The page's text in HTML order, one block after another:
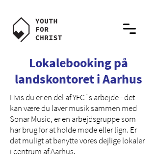
Lokalebooking på
landskontoret i Aarhus
Hvis du er en del af YFC´s arbejde - det
kan være du laver musik sammen med
Sonar Music, er en arbejdsgruppe som
har brug for at holde møde eller lign. Er
det muligt at benytte vores dejlige lokaler
i centrum af Aarhus.